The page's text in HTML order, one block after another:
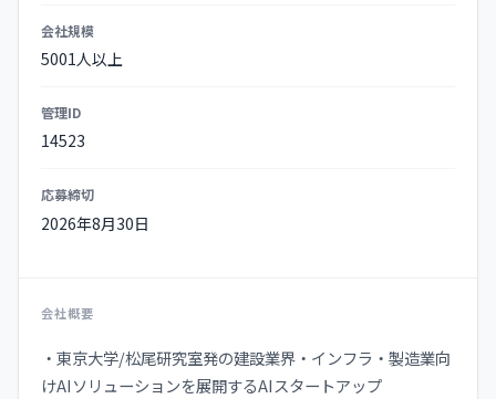
会社規模
5001人以上
管理ID
14523
応募締切
2026年8月30日
会社概要
・東京大学/松尾研究室発の建設業界・インフラ・製造業向
けAIソリューションを展開するAIスタートアップ